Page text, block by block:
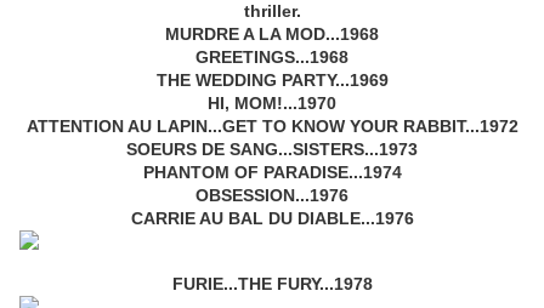
thriller.
MURDRE A LA MOD...1968
GREETINGS...1968
THE WEDDING PARTY...1969
HI, MOM!...1970
ATTENTION AU LAPIN...GET TO KNOW YOUR RABBIT...1972
SOEURS DE SANG...SISTERS...1973
PHANTOM OF PARADISE...1974
OBSESSION...1976
CARRIE AU BAL DU DIABLE...1976
FURIE...THE FURY...1978